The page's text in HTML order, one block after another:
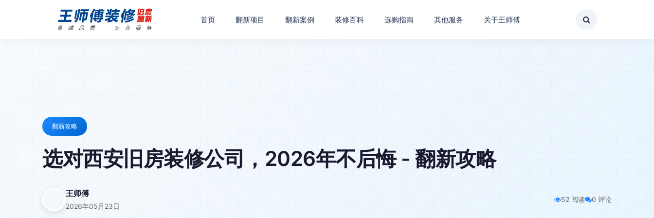
首页 翻新项目 翻新案例 装修百科 选购指南 其他服务 关于王师傅
翻新攻略
选对西安旧房装修公司，2026年不后悔 - 翻新攻略
王师傅
2026年05月23日
52 阅读 0 评论